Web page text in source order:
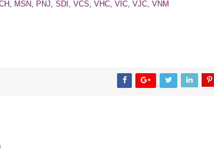
MSN PNJ SDI VCS VHC VIC VJC VNM